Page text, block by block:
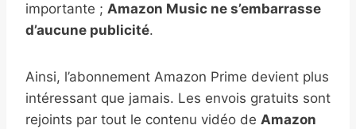
importante ; Amazon Music ne s’embarrasse
d’aucune publicité.
Ainsi, l’abonnement Amazon Prime devient plus
intéressant que jamais. Les envois gratuits sont
rejoints par tout le contenu vidéo de Amazon